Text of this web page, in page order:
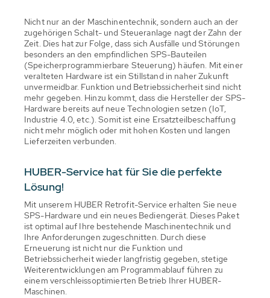
Nicht nur an der Maschinentechnik, sondern auch an der
zugehörigen Schalt- und Steueranlage nagt der Zahn der
Zeit. Dies hat zur Folge, dass sich Ausfälle und Störungen
besonders an den empfindlichen SPS-Bauteilen
(Speicherprogrammierbare Steuerung) häufen. Mit einer
veralteten Hardware ist ein Stillstand in naher Zukunft
unvermeidbar. Funktion und Betriebssicherheit sind nicht
mehr gegeben. Hinzu kommt, dass die Hersteller der SPS-
Hardware bereits auf neue Technologien setzen (IoT,
Industrie 4.0, etc.). Somit ist eine Ersatzteilbeschaffung
nicht mehr möglich oder mit hohen Kosten und langen
Lieferzeiten verbunden.
HUBER-Service hat für Sie die perfekte
Lösung!
Mit unserem HUBER Retrofit-Service erhalten Sie neue
SPS-Hardware und ein neues Bediengerät. Dieses Paket
ist optimal auf Ihre bestehende Maschinentechnik und
Ihre Anforderungen zugeschnitten. Durch diese
Erneuerung ist nicht nur die Funktion und
Betriebssicherheit wieder langfristig gegeben, stetige
Weiterentwicklungen am Programmablauf führen zu
einem verschleissoptimierten Betrieb Ihrer HUBER-
Maschinen.